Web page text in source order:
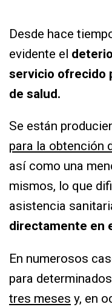
Desde hace
evidente el
servicio ofrecido
de salud.
Se están
para la obtención
así como una
mismos, lo que
asistencia
directamente en
En numerosos
para
tres meses y, en